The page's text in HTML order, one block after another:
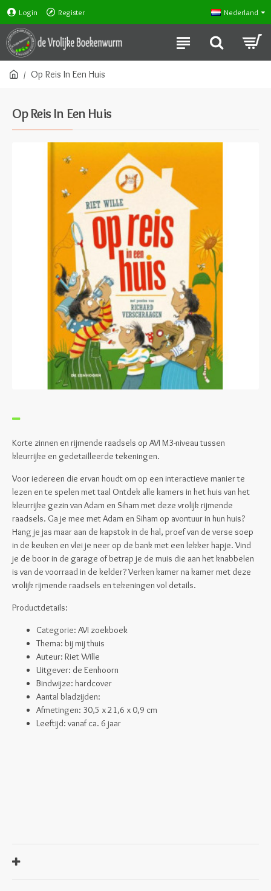
Login Register Nederland
Op Reis In Een Huis
Op Reis In Een Huis
Korte zinnen en rijmende raadsels op AVI M3-niveau tussen
kleurrijke en gedetailleerde tekeningen.
Voor iedereen die ervan houdt om op een interactieve manier te
lezen en te spelen met taal Ontdek alle kamers in het huis van het
kleurrijke gezin van Adam en Siham met deze vrolijk rijmende
raadsels. Ga je mee met Adam en Siham op avontuur in hun huis?
Hang je jas maar aan de kapstok in de hal, proef van de verse soep
in de keuken en vlei je neer op de bank met een lekker hapje. Vind
je de boor in de garage of betrap je de muis die aan het knabbelen
is van de voorraad in de kelder? Verken kamer na kamer met deze
vrolijk rijmende raadsels en tekeningen vol details.
Productdetails:
Categorie: AVI zoekboek
Thema: bij mij thuis
Auteur: Riet Wille
Uitgever: de Eenhoorn
Bindwijze: hardcover
Aantal bladzijden:
Afmetingen: 30,5 x 21,6 x 0,9 cm
Leeftijd: vanaf ca. 6 jaar